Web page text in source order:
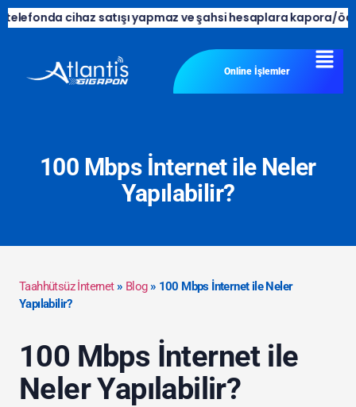
cihaz satışı yapmaz ve şahsi hesaplara kapora/
Online İşlemler
100 Mbps İnternet ile Neler
Yapılabilir?
Taahhütsüz İnternet» Blog» 100 Mbps İnternet ile Neler
Yapılabilir?
100 Mbps İnternet ile
Neler Yapılabilir?